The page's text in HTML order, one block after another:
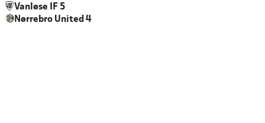
Vanløse IF 5
Nørrebro United 4